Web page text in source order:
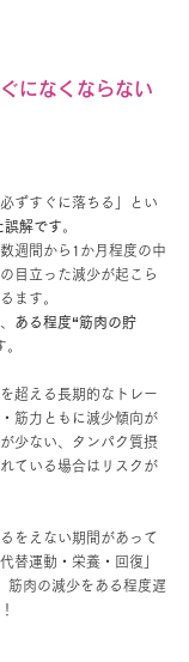
になくならない
ずすぐに落ちる」とい
誤解です。
週間から1か月程度の中
目立った減少が起こら
ます。
ある程度“筋肉の貯
超える長期的なトレー
筋力ともに減少傾向が
少ない、タンパク質摂
ている場合はリスクが
をえない期間があって
替運動・栄養・回復」
筋肉の減少をある程度遅